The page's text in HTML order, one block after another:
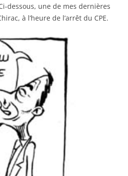
dessous, une de mes dernières
à l’heure de l’arrêt du CPE.